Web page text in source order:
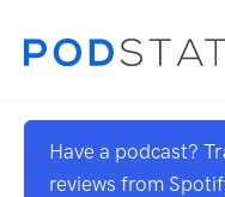
Have a podcast?
reviews from